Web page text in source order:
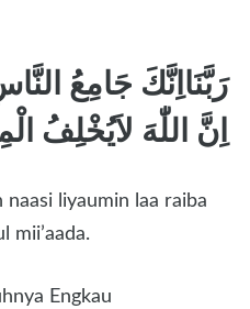
رَبَّنَااِنَّكَ جَامِعُ
اِنَّ اللّٰهَ لاَيُخْلِفُ
naasi liyaumin laa raiba
mii’aada.
Engkau